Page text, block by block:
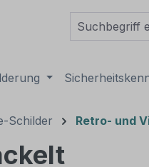
Schilder Retro- und